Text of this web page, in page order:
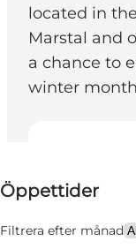
located in
Marstal and
a chance to
winter
Öppettider
Filtrera efter månad
Besök
Children,